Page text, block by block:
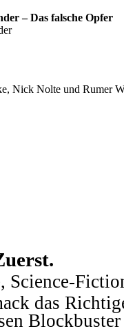
– Das falsche Opfer
Nick Nolte und Rumer
Science-
das